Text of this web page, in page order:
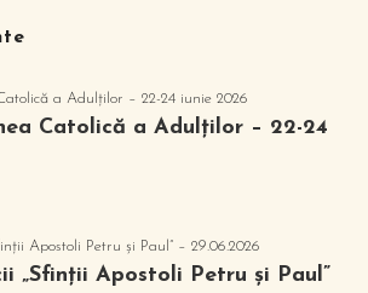
Catolică a Adulților – 22-24
„Sfinții Apostoli Petru și Paul”